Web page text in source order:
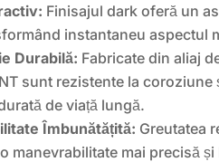
Finisajul dark oferă un
instantaneu aspectul
Durabilă: Fabricate din aliaj
sunt rezistente la coroziune
de viață lungă.
Îmbunătățită: Greutatea
manevrabilitate mai precisă